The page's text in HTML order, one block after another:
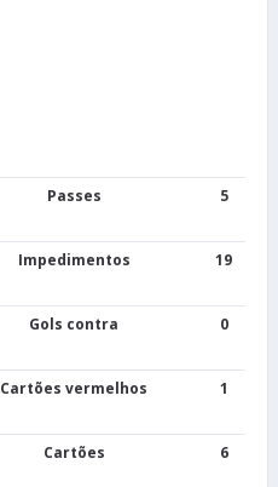
Passes 5
Impedimentos 19
Gols contra 0
Cartões vermelhos 1
Cartões 6